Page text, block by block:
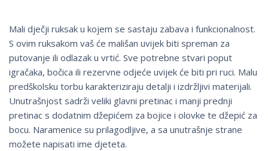
Mali dječji ruksak u kojem se sastaju zabava i funkcionalnost.
S ovim ruksakom vaš će mališan uvijek biti spreman za
putovanje ili odlazak u vrtić. Sve potrebne stvari poput
igračaka, bočica ili rezervne odjeće uvijek će biti pri ruci. Malu
predškolsku torbu karakteriziraju detalji i izdržljivi materijali.
Unutrašnjost sadrži veliki glavni pretinac i manji prednji
pretinac s dodatnim džepićem za bojice i olovke te džepić za
bocu. Naramenice su prilagodljive, a sa unutrašnje strane
možete napisati ime djeteta.